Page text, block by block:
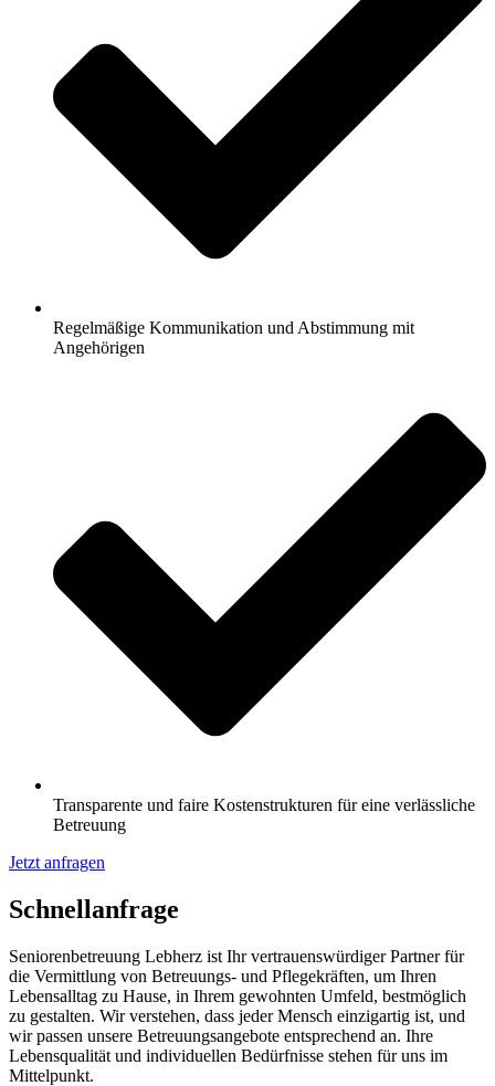
Regelmäßige Kommunikation und Abstimmung mit
Angehörigen
Transparente und faire Kostenstrukturen für eine verlässliche
Betreuung
Jetzt anfragen
Schnell­anfrage
Seniorenbetreuung Lebherz ist Ihr vertrauenswürdiger Partner für
die Vermittlung von Betreuungs- und Pflegekräften, um Ihren
Lebensalltag zu Hause, in Ihrem gewohnten Umfeld, bestmöglich
zu gestalten. Wir verstehen, dass jeder Mensch einzigartig ist, und
wir passen unsere Betreuungsangebote entsprechend an. Ihre
Lebensqualität und individuellen Bedürfnisse stehen für uns im
Mittelpunkt.